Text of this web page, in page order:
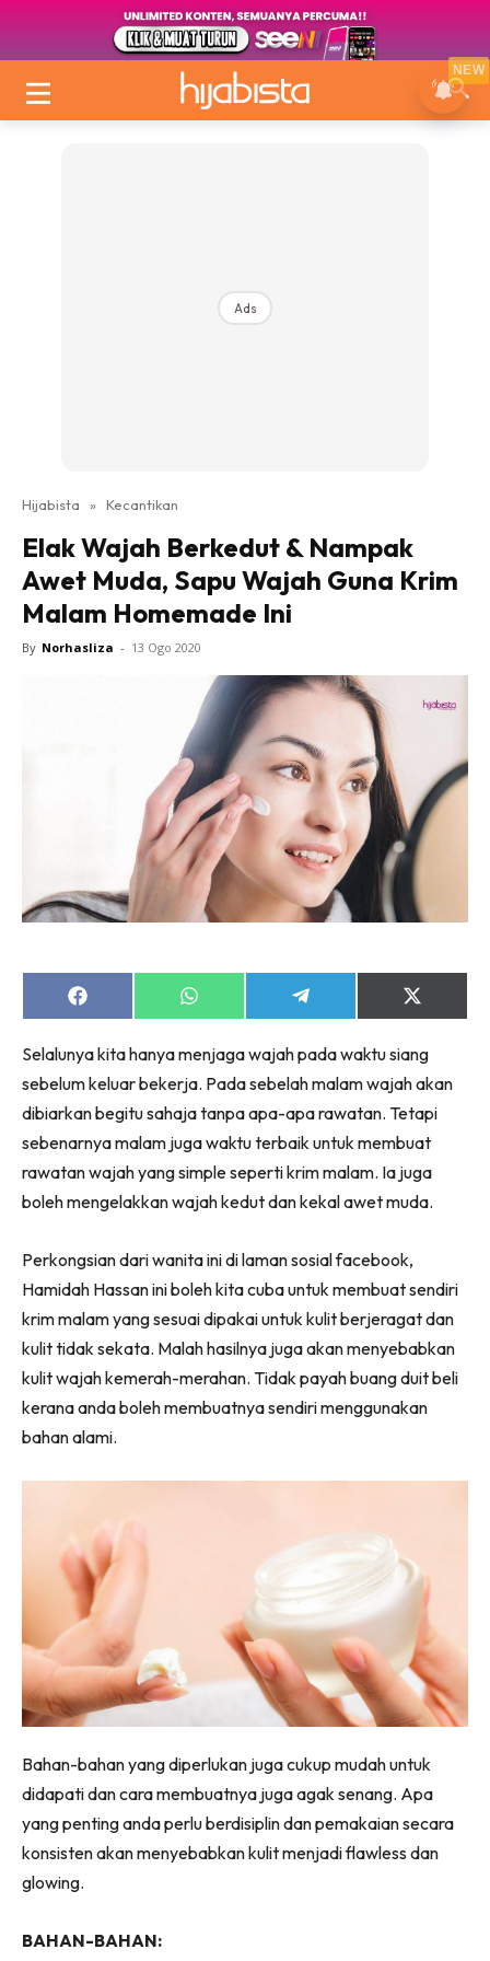
Ads
Hijabista » Kecantikan
Elak Wajah Berkedut & Nampak
Awet Muda, Sapu Wajah Guna Krim
Malam Homemade Ini
By Norhasliza - 13 Ogo 2020
Share
on
Share
on
Share
on
Share
on
(Twitter)
Selalunya kita hanya menjaga wajah pada waktu siang
sebelum keluar bekerja. Pada sebelah malam wajah akan
dibiarkan begitu sahaja tanpa apa-apa rawatan. Tetapi
sebenarnya malam juga waktu terbaik untuk membuat
rawatan wajah yang simple seperti krim malam. Ia juga
boleh mengelakkan wajah kedut dan kekal awet muda.
Perkongsian dari wanita ini di laman sosial facebook,
Hamidah Hassan ini boleh kita cuba untuk membuat sendiri
krim malam yang sesuai dipakai untuk kulit berjeragat dan
kulit tidak sekata. Malah hasilnya juga akan menyebabkan
kulit wajah kemerah-merahan. Tidak payah buang duit beli
kerana anda boleh membuatnya sendiri menggunakan
bahan alami.
Bahan-bahan yang diperlukan juga cukup mudah untuk
didapati dan cara membuatnya juga agak senang. Apa
yang penting anda perlu berdisiplin dan pemakaian secara
konsisten akan menyebabkan kulit menjadi flawless dan
glowing.
BAHAN-BAHAN:
NEW